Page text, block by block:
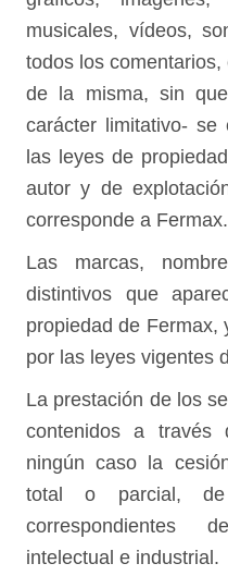
musicales, vídeos,
todos los comentarios,
de la misma, sin
carácter limitativo- se
las leyes de
autor y de
corresponde a Fermax.
Las marcas,
distintivos que
propiedad de Fermax,
por las leyes vigentes
La prestación de los
contenidos a través
ningún caso la
total o parcial,
correspondientes
intelectual e industrial.